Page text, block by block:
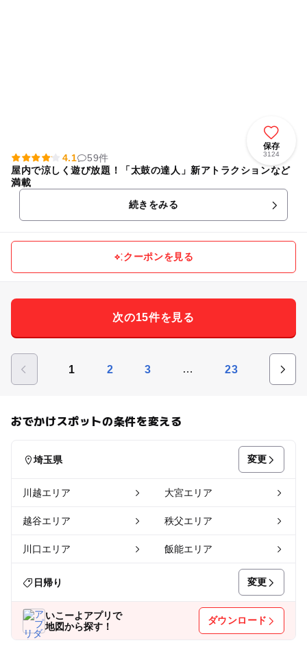
保存
3124
4.1
59件
屋内で涼しく遊び放題！「太鼓の達人」新アトラクションなど
満載
続きをみる
クーポンを見る
次の15件を見る
1 2 3 … 23
おでかけスポットの条件を変える
埼玉県 変更
川越エリア 大宮エリア
越谷エリア 秩父エリア
川口エリア 飯能エリア
日帰り 変更
いこーよアプリで
地図から探す！
ダウンロード